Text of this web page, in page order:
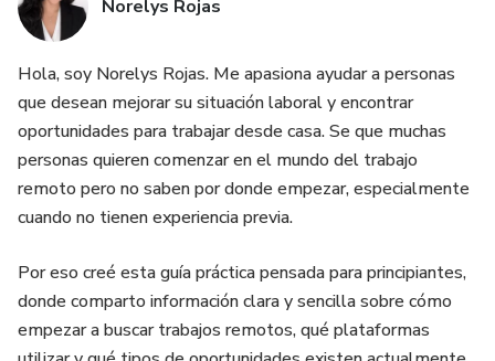
✔ 30 recetas saludables y fáciles de preparar
Las recetas están organizadas según la edad del bebé e
incluyen opciones de:
🥣 Purés nutritivos
🍎 Snacks saludables
🍲 Comidas completas para bebés
Todas las recetas están pensadas para ser fáciles, rápidas
Norelys Rojas
Hola, soy Norelys Rojas. Me apasiona ayudar a personas
que desean mejorar su situación laboral y encontrar
oportunidades para trabajar desde casa. Se que muchas
personas quieren comenzar en el mundo del trabajo
remoto pero no saben por donde empezar, especialmente
cuando no tienen experiencia previa.
Por eso creé esta guía práctica pensada para principiantes,
donde comparto información clara y sencilla sobre cómo
empezar a buscar trabajos remotos, qué plataformas